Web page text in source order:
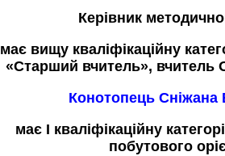
Керівник
має вищу кваліфікаційну
«Старший вчитель», вчитель
Конотопець Сніжана
має І кваліфікаційну
побутового